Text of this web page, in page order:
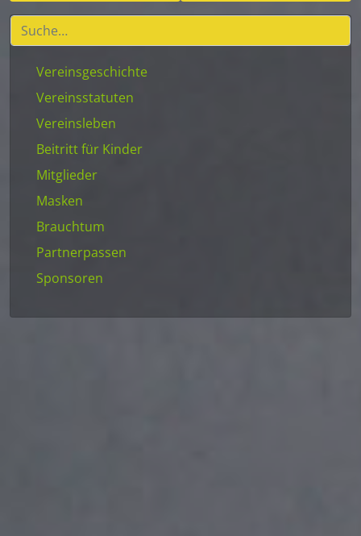
Vereinsgeschichte
Vereinsstatuten
Vereinsleben
Beitritt für Kinder
Mitglieder
Masken
Brauchtum
Partnerpassen
Sponsoren